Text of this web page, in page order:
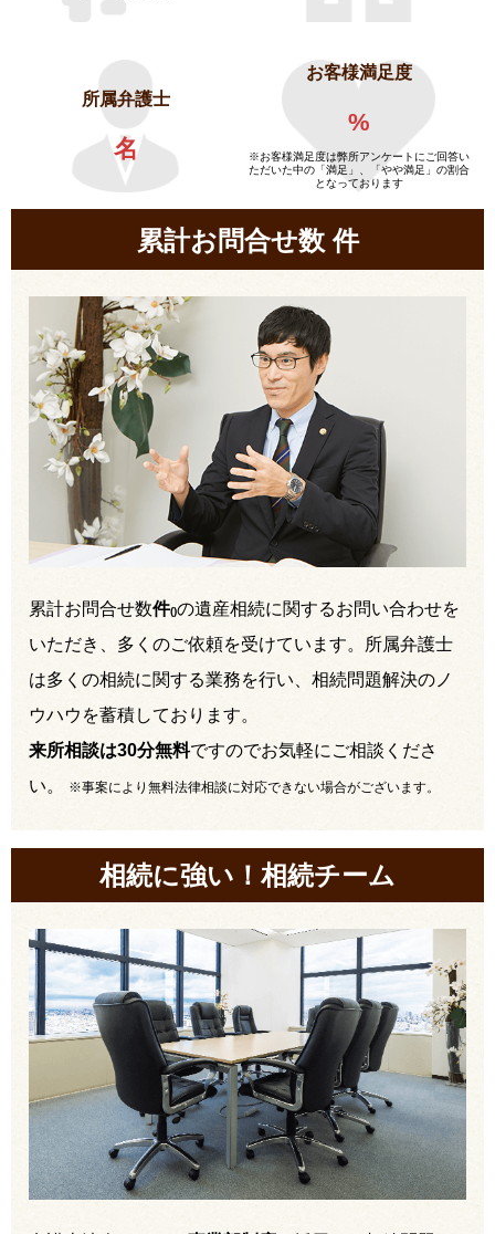
所属弁護士
名
お客様満足度
%
※お客様満足度は弊所アンケートにご回答い
ただいた中の「満足」、「やや満足」の割合
となっております
累計お問合せ数件
累計お問合せ数件()の遺産相続に関するお問い合わせを
いただき、多くのご依頼を受けています。所属弁護士
は多くの相続に関する業務を行い、相続問題解決のノ
ウハウを蓄積しております。
来所相談は30分無料ですのでお気軽にご相談くださ
い。
※事案により無料法律相談に対応できない場合がございます。
相続に強い！相続チーム